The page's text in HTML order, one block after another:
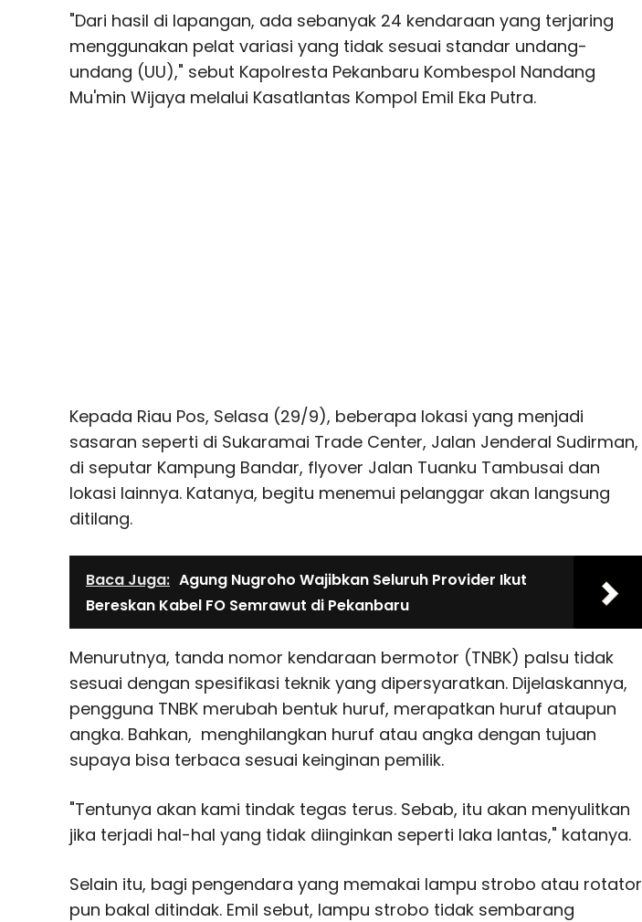
"Dari hasil di lapangan, ada sebanyak 24 kendaraan yang terjaring
menggunakan pelat variasi yang tidak sesuai standar undang-
undang (UU)," sebut Kapolresta Pekanbaru Kombespol Nandang
Mu'min Wijaya melalui Kasatlantas Kompol Emil Eka Putra.
Kepada Riau Pos, Selasa (29/9), beberapa lokasi yang menjadi
sasaran seperti di Sukaramai Trade Center, Jalan Jenderal Sudirman,
di seputar Kampung Bandar, flyover Jalan Tuanku Tambusai dan
lokasi lainnya. Katanya, begitu menemui pelanggar akan langsung
ditilang.
Baca Juga: Agung Nugroho Wajibkan Seluruh Provider Ikut
Bereskan Kabel FO Semrawut di Pekanbaru
Menurutnya, tanda nomor kendaraan bermotor (TNBK) palsu tidak
sesuai dengan spesifikasi teknik yang dipersyaratkan. Dijelaskannya,
pengguna TNBK merubah bentuk huruf, merapatkan huruf ataupun
angka. Bahkan, menghilangkan huruf atau angka dengan tujuan
supaya bisa terbaca sesuai keinginan pemilik.
"Tentunya akan kami tindak tegas terus. Sebab, itu akan menyulitkan
jika terjadi hal-hal yang tidak diinginkan seperti laka lantas," katanya.
Selain itu, bagi pengendara yang memakai lampu strobo atau rotator
pun bakal ditindak. Emil sebut, lampu strobo tidak sembarang